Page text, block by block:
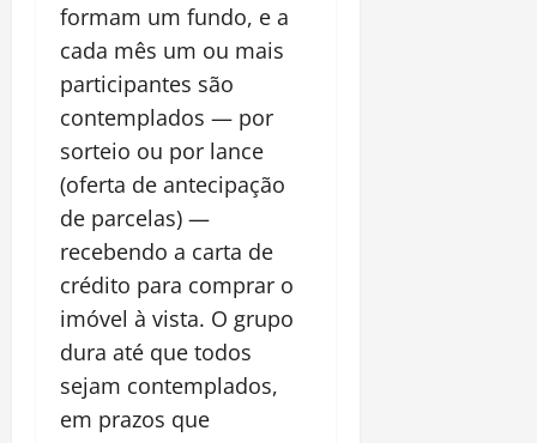
formam um fundo, e a
cada mês um ou mais
participantes são
contemplados — por
sorteio ou por lance
(oferta de antecipação
de parcelas) —
recebendo a carta de
crédito para comprar o
imóvel à vista. O grupo
dura até que todos
sejam contemplados,
em prazos que